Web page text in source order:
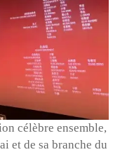
célèbre ensemble,
et de sa branche du